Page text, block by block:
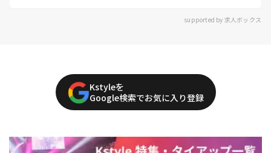
supported by 求人ボックス
Kstyleを
Google検索でお気に入り登録